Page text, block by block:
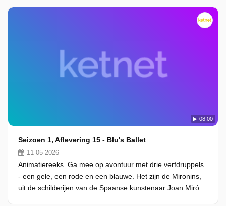
08:00
Seizoen 1, Aflevering 15 - Blu's Ballet
11-05-2026
Animatiereeks. Ga mee op avontuur met drie verfdruppels
- een gele, een rode en een blauwe. Het zijn de Mironins,
uit de schilderijen van de Spaanse kunstenaar Joan Miró.